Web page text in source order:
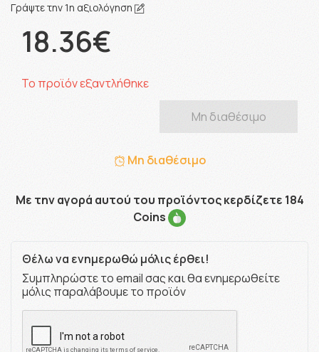
Γράψτε την 1η αξιολόγηση
18.36€
Το προϊόν εξαντλήθηκε
Μη διαθέσιμο
Μη διαθέσιμο
Με την αγορά αυτού του προϊόντος κερδίζετε 184
Coins
Θέλω να ενημερωθώ μόλις έρθει!
Συμπληρώστε το email σας και θα ενημερωθείτε
μόλις παραλάβουμε το προϊόν